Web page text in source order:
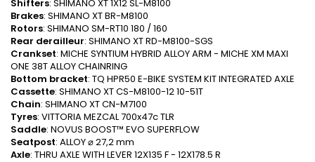
Shifters: SHIMANO XT 1X12 SL-M8100
Brakes: SHIMANO XT BR-M8100
Rotors: SHIMANO SM-RT10 180 / 160
Rear derailleur: SHIMANO XT RD-M8100-SGS
Crankset: MICHE SYNTIUM HYBRID ALLOY ARM - MICHE XM MAXI
ONE 38T ALLOY CHAINRING
Bottom bracket: TQ HPR50 E-BIKE SYSTEM KIT INTEGRATED AXLE
Cassette: SHIMANO XT CS-M8100-12 10-51T
Chain: SHIMANO XT CN-M7100
Tyres: VITTORIA MEZCAL 700x47c TLR
Saddle: NOVUS BOOST™ EVO SUPERFLOW
Seatpost: ALLOY ⌀ 27,2 mm
Axle: THRU AXLE WITH LEVER 12X135 F - 12X178.5 R